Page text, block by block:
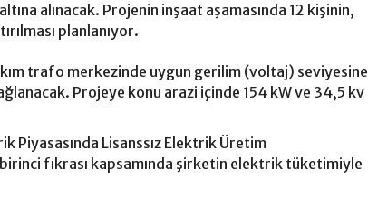
alınacak. Projenin inşaat aşamasında 12 kişinin,
planlanıyor.
trafo merkezinde uygun gerilim (voltaj) seviyesine
Projeye konu arazi içinde 154 kW ve 34,5 kv
Piyasasında Lisanssız Elektrik Üretim
fıkrası kapsamında şirketin elektrik tüketimiyle